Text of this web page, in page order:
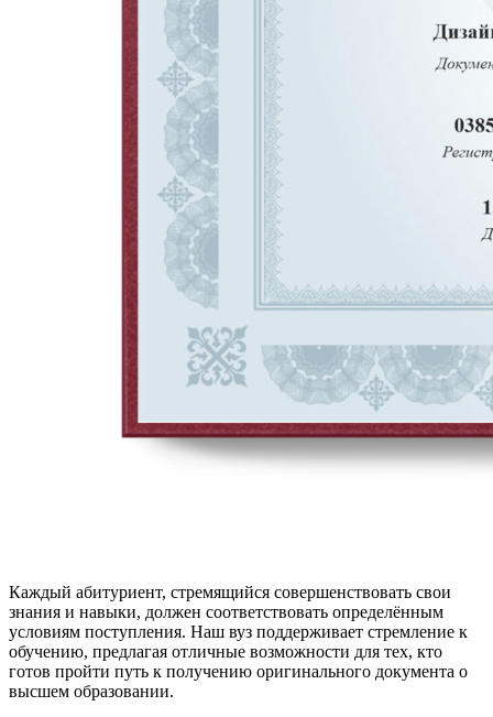
Каждый абитуриент, стремящийся совершенствовать свои
знания и навыки, должен соответствовать определённым
условиям поступления. Наш вуз поддерживает стремление к
обучению, предлагая отличные возможности для тех, кто
готов пройти путь к получению оригинального документа о
высшем образовании.